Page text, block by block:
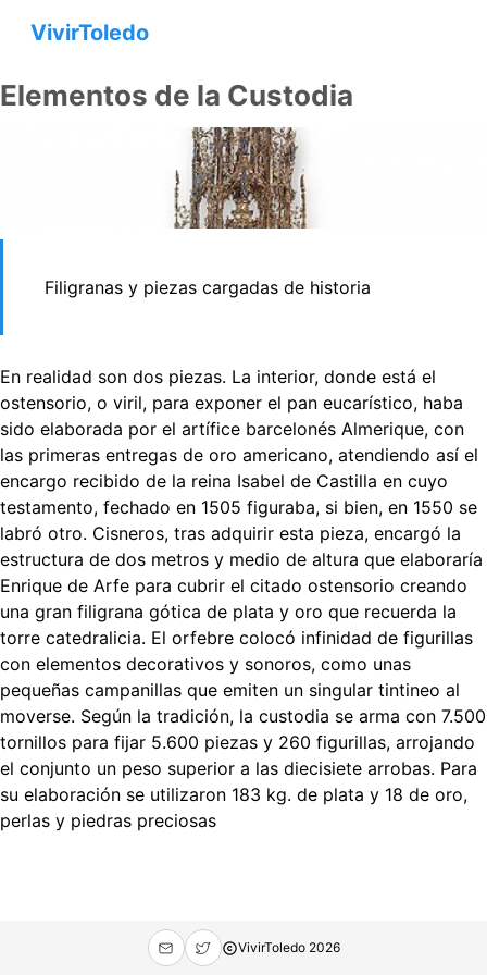
VivirToledo
Elementos de la Custodia
Filigranas y piezas cargadas de historia
En realidad son dos piezas. La interior, donde está el
ostensorio, o viril, para exponer el pan eucarístico, haba
sido elaborada por el artífice barcelonés Almerique, con
las primeras entregas de oro americano, atendiendo así el
encargo recibido de la reina Isabel de Castilla en cuyo
testamento, fechado en 1505 figuraba, si bien, en 1550 se
labró otro. Cisneros, tras adquirir esta pieza, encargó la
estructura de dos metros y medio de altura que elaboraría
Enrique de Arfe para cubrir el citado ostensorio creando
una gran filigrana gótica de plata y oro que recuerda la
torre catedralicia. El orfebre colocó infinidad de figurillas
con elementos decorativos y sonoros, como unas
pequeñas campanillas que emiten un singular tintineo al
moverse. Según la tradición, la custodia se arma con 7.500
tornillos para fijar 5.600 piezas y 260 figurillas, arrojando
el conjunto un peso superior a las diecisiete arrobas. Para
su elaboración se utilizaron 183 kg. de plata y 18 de oro,
perlas y piedras preciosas
VivirToledo 2026